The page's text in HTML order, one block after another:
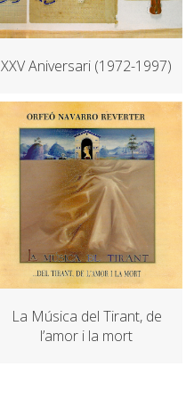
XXV Aniversari (1972-1997)
La Música del Tirant, de
l’amor i la mort